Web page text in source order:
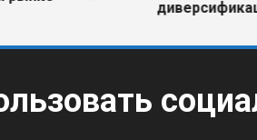
диверсификации